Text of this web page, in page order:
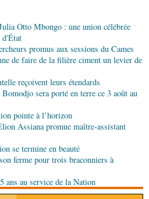
: des techniciens formés à
d'évaluation des
Mali : les deux pays
de leur coopération
: la Banque postale du
du développement: la
mise sur sa diaspora
Otto Mbongo : une union célébrée
d'État
promus aux sessions du Cames
de faire de la filière ciment un levier de
reçoivent leurs étendards
sera porté en terre ce 3 août au
pointe à l’horizon
Assiana promue maître-assistant
se termine en beauté
ferme pour trois braconniers à
ans au service de la Nation